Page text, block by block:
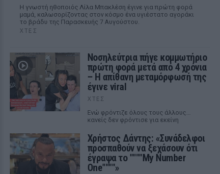
Η γνωστή ηθοποιός Λίλα Μπακλέση έγινε για πρώτη φορά
μαμά, καλωσορίζοντας στον κόσμο ένα υγιέστατο αγοράκι
το βράδυ της Παρασκευής 7 Αυγούστου.
ΧΤΕΣ
Νοσηλεύτρια πήγε κομμωτήριο
πρώτη φορά μετά από 4 χρόνια
– Η απίθανη μεταμόρφωσή της
έγινε viral
ΧΤΕΣ
Ενώ φρόντιζε όλους τους άλλους...
κανείς δεν φρόντισε για εκείνη
Χρήστος Δάντης: «Συνάδελφοι
προσπαθούν να ξεχάσουν ότι
έγραψα το """"My Number
One""""»